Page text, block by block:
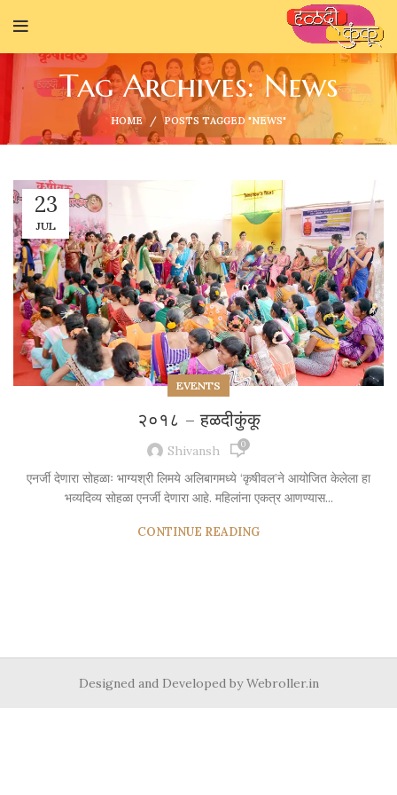
Tag Archives: News
HOME POSTS TAGGED "NEWS"
23
JUL
EVENTS
२०१८ – हळदीकुंकू
Shivansh 0
एनर्जी देणारा सोहळाः भाग्यश्री लिमये अलिबागमध्ये ‘कृषीवल’ने आयोजित केलेला हा
भव्यदिव्य सोहळा एनर्जी देणारा आहे. महिलांना एकत्र आणण्यास...
CONTINUE READING
Designed and Developed by Webroller.in